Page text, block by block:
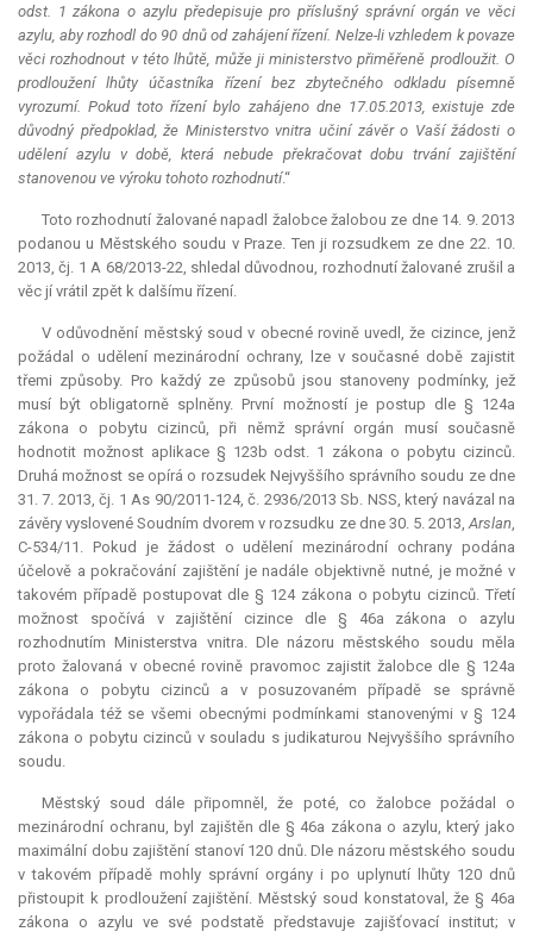
odst. 1 zákona o azylu předepisuje pro příslušný správní orgán ve věci
azylu, aby rozhodl do 90 dnů od zahájení řízení. Nelze-li vzhledem k povaze
věci rozhodnout v této lhůtě, může ji ministerstvo přiměřeně prodloužit. O
prodloužení lhůty účastníka řízení bez zbytečného odkladu písemně
vyrozumí. Pokud toto řízení bylo zahájeno dne 17.05.2013, existuje zde
důvodný předpoklad, že Ministerstvo vnitra učiní závěr o Vaší žádosti o
udělení azylu v době, která nebude překračovat dobu trvání zajištění
stanovenou ve výroku tohoto rozhodnutí.“
Toto rozhodnutí žalované napadl žalobce žalobou ze dne 14. 9. 2013
podanou u Městského soudu v Praze. Ten ji rozsudkem ze dne 22. 10.
2013, čj. 1 A 68/2013-22, shledal důvodnou, rozhodnutí žalované zrušil a
věc jí vrátil zpět k dalšímu řízení.
V odůvodnění městský soud v obecné rovině uvedl, že cizince, jenž
požádal o udělení mezinárodní ochrany, lze v současné době zajistit
třemi způsoby. Pro každý ze způsobů jsou stanoveny podmínky, jež
musí být obligatorně splněny. První možností je postup dle § 124a
zákona o pobytu cizinců, při němž správní orgán musí současně
hodnotit možnost aplikace § 123b odst. 1 zákona o pobytu cizinců.
Druhá možnost se opírá o rozsudek Nejvyššího správního soudu ze dne
31. 7. 2013, čj. 1 As 90/2011-124, č. 2936/2013 Sb. NSS, který navázal na
závěry vyslovené Soudním dvorem v rozsudku ze dne 30. 5. 2013,Arslan,
C-534/11. Pokud je žádost o udělení mezinárodní ochrany podána
účelově a pokračování zajištění je nadále objektivně nutné, je možné v
takovém případě postupovat dle § 124 zákona o pobytu cizinců. Třetí
možnost spočívá v zajištění cizince dle § 46a zákona o azylu
rozhodnutím Ministerstva vnitra. Dle názoru městského soudu měla
proto žalovaná v obecné rovině pravomoc zajistit žalobce dle § 124a
zákona o pobytu cizinců a v posuzovaném případě se správně
vypořádala též se všemi obecnými podmínkami stanovenými v § 124
zákona o pobytu cizinců v souladu s judikaturou Nejvyššího správního
soudu.
Městský soud dále připomněl, že poté, co žalobce požádal o
mezinárodní ochranu, byl zajištěn dle § 46a zákona o azylu, který jako
maximální dobu zajištění stanoví 120 dnů. Dle názoru městského soudu
v takovém případě mohly správní orgány i po uplynutí lhůty 120 dnů
přistoupit k prodloužení zajištění. Městský soud konstatoval, že § 46a
zákona o azylu ve své podstatě představuje zajišťovací institut; v